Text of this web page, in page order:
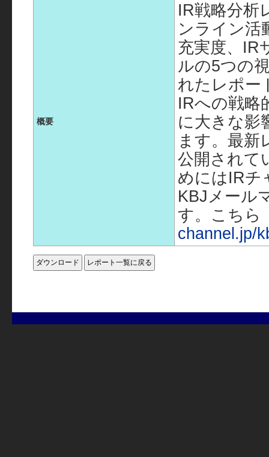
概要
IR戦略分析
ンライン活
充実度、IR
ルの5つの
れたレポー
IRへの戦略
に大きな影
ます。最新
公開されて
めにはIRチ
KBJメール
す。こちら
channel.jp/